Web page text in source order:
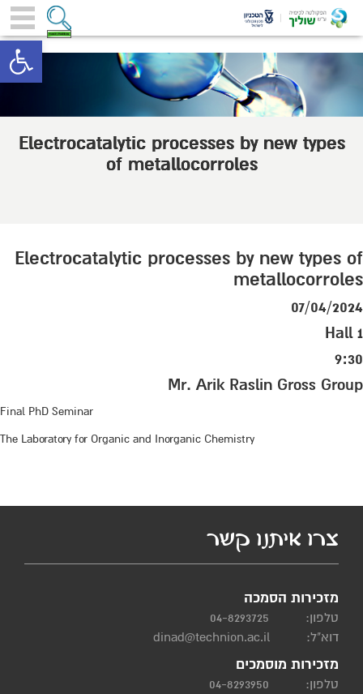
Electrocatalytic processes by new types
of metallocorroles
Electrocatalytic processes by new types of
metallocorroles
07/04/2024
Hall 1
9:30
Mr. Arik Raslin Gross Group
Final PhD Seminar
The Laboratory for Organic and Inorganic Chemistry
צרו איתנו קשר
מזכירות הסמכה
טלפון:
04-8293725
דוא"ל:
dinad@technion.ac.il
מזכירות מוסמכים
טלפון:
04-8293950